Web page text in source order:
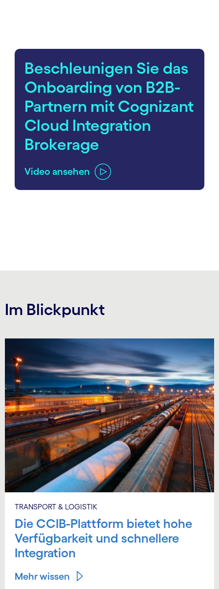
Beschleunigen Sie das
Onboarding von B2B-
Partnern mit Cognizant
Cloud Integration
Brokerage
Video ansehen
Im Blickpunkt
TRANSPORT & LOGISTIK
Die CCIB-Plattform bietet hohe
Verfügbarkeit und schnellere
Integration
Mehr wissen